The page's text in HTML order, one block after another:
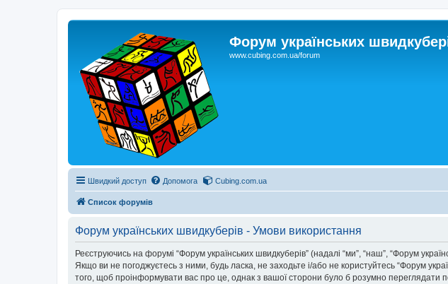
Форум українських
www.cubing.com.ua/forum
Швидкий доступ Допомога Cubing.com.ua
Список форумів
Форум українських швидкуберів - Умови використання
Реєструючись на форумі “Форум українських швидкуберів” (надалі “ми”, “наш”, “Форум
Якщо ви не погоджуєтесь з ними, будь ласка, не заходьте і/або не користуйтесь “Форум
того, щоб проінформувати вас про це, однак з вашої сторони було б розумно переглядати